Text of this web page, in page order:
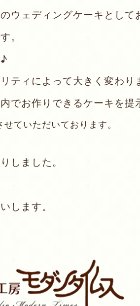
ウェディングケーキとして
。
ティによって大きく変わり
でお作りできるケーキを提
ていただいております。
しました。
します。